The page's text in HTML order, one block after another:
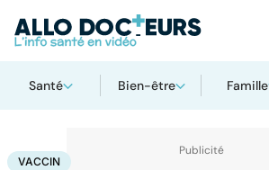
Santé Bien-être Famille
AccueilSanté Maladies infectieuses
VACCIN